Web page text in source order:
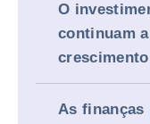
O
continuam
As finanças